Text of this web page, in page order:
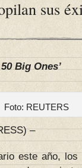
sus
Big Ones’
Foto: REUTERS
–
este año, los